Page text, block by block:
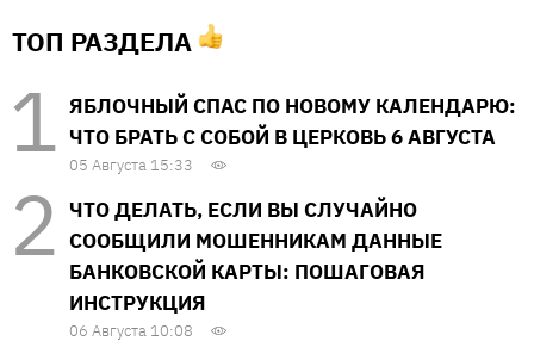
ТОП РАЗДЕЛА
ЯБЛОЧНЫЙ СПАС ПО НОВОМУ КАЛЕНДАРЮ:
ЧТО БРАТЬ С СОБОЙ В ЦЕРКОВЬ 6 АВГУСТА
05 Августа 15:33
ЧТО ДЕЛАТЬ, ЕСЛИ ВЫ СЛУЧАЙНО
СООБЩИЛИ МОШЕННИКАМ ДАННЫЕ
БАНКОВСКОЙ КАРТЫ: ПОШАГОВАЯ
ИНСТРУКЦИЯ
06 Августа 10:08